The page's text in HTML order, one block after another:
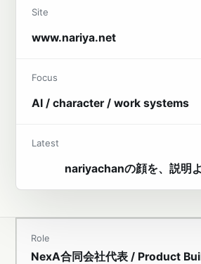
Site
www.nariya.net
Focus
AI / character / work systems
Latest
nariyachanの顔を、説明
Role
NexA合同会社代表 / Product